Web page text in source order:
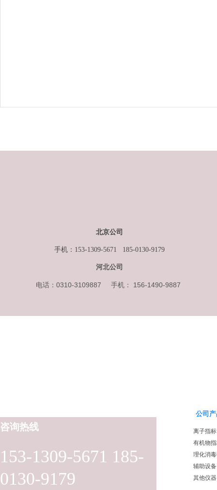
北京公司
手机：153-1309-5671 185-0130-9179
河北公司
电话：0310-3109887 手机： 156-1490-9887
153-1309-5671 185-
0130-9179
咨询热线
公司
离子指标
有机物
理化消
辅助设备
其他仪器